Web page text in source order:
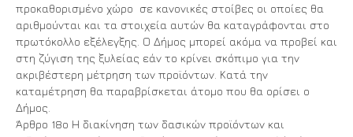
προκαθορισμένο χώρο σε κανονικές στοίβες οι οποίες θα
αριθμούνται και τα στοιχεία αυτών θα καταγράφονται στο
πρωτόκολλο εξέλεγξης. Ο Δήμος μπορεί ακόμα να προβεί και
στη ζύγιση της ξυλείας εάν το κρίνει σκόπιμο για την
ακριβέστερη μέτρηση των προϊόντων. Κατά την
καταμέτρηση θα παραβρίσκεται άτομο που θα ορίσει ο
Δήμος.
Άρθρο 18ο Η διακίνηση των δασικών προϊόντων και